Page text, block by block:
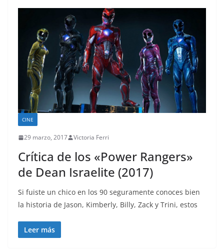
CINE
29 marzo, 2017 Victoria Ferri
Crítica de los «Power Rangers»
de Dean Israelite (2017)
Si fuiste un chico en los 90 seguramente conoces bien
la historia de Jason, Kimberly, Billy, Zack y Trini, estos
Leer más